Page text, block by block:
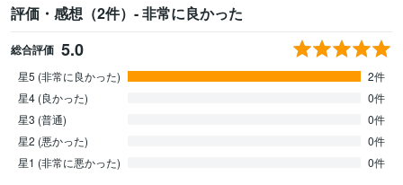
評価・感想（2件）- 非常に良かった
総合評価 5.0
星5 (非常に良かった)
2件
星4 (良かった)
0件
星3 (普通)
0件
星2 (悪かった)
0件
星1 (非常に悪かった)
0件